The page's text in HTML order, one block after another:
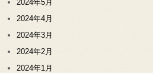
2024年5月
2024年4月
2024年3月
2024年2月
2024年1月